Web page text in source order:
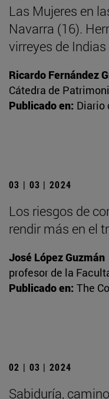
Las Mujeres en
Navarra (16).
virreyes de Indias
Ricardo Fernández
Cátedra de
Publicado en: Diario
03 | 03 | 2024
Los riesgos de
rendir más en el
José López Guzmán
profesor de la
Publicado en: The
02 | 03 | 2024
Sabiduría,